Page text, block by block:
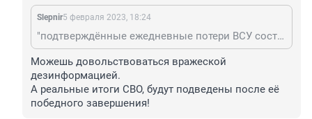
Slepnir5 февраля 2023, 18:24
"подтверждённые ежедневные потери ВСУ составляют около 220 военных и иностранных боевиков" в рядах россиян, как водится-всё отлично??
Можешь довольствоваться вражеской
дезинформацией.
А реальные итоги СВО, будут подведены после её
победного завершения!